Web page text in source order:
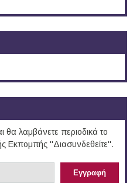
λαμβάνετε περιοδικά το
Εκπομπής "Διασυνδεθείτε".